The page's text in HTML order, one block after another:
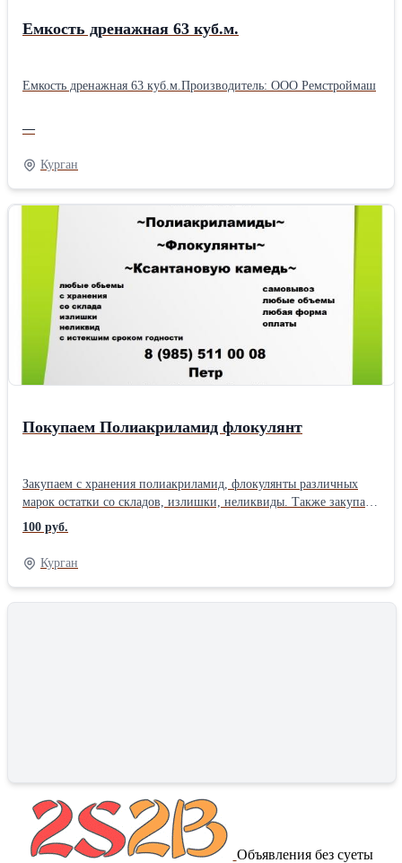
Емкость дренажная 63 куб.м.
Емкость дренажная 63 куб.м.Производитель: ООО Ремстроймаш
—
Курган
Покупаем Полиакриламид флокулянт
Закупаем с хранения полиакриламид, флокулянты различных
марок остатки со складов, излишки, неликвиды. Также закупаем
другие химически материалы: просьба скидывать в WhatsApp о
цене договоримся ждем ваших предложений
100 руб.
Курган
Объявления без суеты